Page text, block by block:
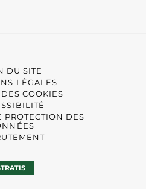
DU SITE
LÉGALES
COOKIES
PROTECTION DES